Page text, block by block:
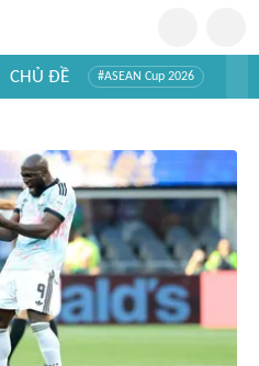
CHỦ ĐỀ #ASEAN Cup 2026